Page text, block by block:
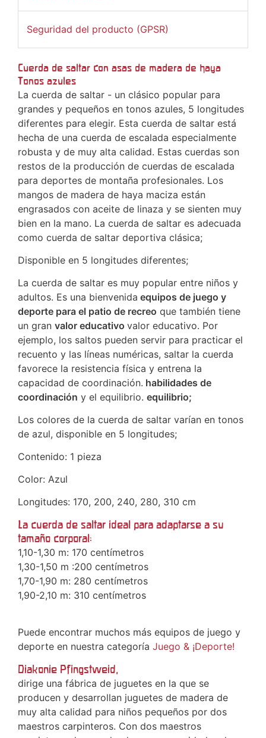
Seguridad del producto (GPSR)
Cuerda de saltar con asas de madera de haya
Tonos azules
La cuerda de saltar - un clásico popular para
grandes y pequeños en tonos azules, 5 longitudes
diferentes para elegir. Esta cuerda de saltar está
hecha de una cuerda de escalada especialmente
robusta y de muy alta calidad. Estas cuerdas son
restos de la producción de cuerdas de escalada
para deportes de montaña profesionales. Los
mangos de madera de haya maciza están
engrasados con aceite de linaza y se sienten muy
bien en la mano. La cuerda de saltar es adecuada
como cuerda de saltar deportiva clásica;
Disponible en 5 longitudes diferentes;
La cuerda de saltar es muy popular entre niños y
adultos. Es una bienvenida equipos de juego y
deporte para el patio de recreo que también tiene
un gran valor educativo valor educativo. Por
ejemplo, los saltos pueden servir para practicar el
recuento y las líneas numéricas, saltar la cuerda
favorece la resistencia física y entrena la
capacidad de coordinación. habilidades de
coordinación y el equilibrio. equilibrio;
Los colores de la cuerda de saltar varían en tonos
de azul, disponible en 5 longitudes;
Contenido: 1 pieza
Color: Azul
Longitudes: 170, 200, 240, 280, 310 cm
La cuerda de saltar ideal para adaptarse a su
tamaño corporal:
1,10-1,30 m: 170 centímetros
1,30-1,50 m :200 centímetros
1,70-1,90 m: 280 centímetros
1,90-2,10 m: 310 centímetros
Puede encontrar muchos más equipos de juego y
deporte en nuestra categoría Juego & ¡Deporte!
Diakonie Pfingstweid,
dirige una fábrica de juguetes en la que se
producen y desarrollan juguetes de madera de
muy alta calidad para niños pequeños por dos
maestros carpinteros. Con dos maestros